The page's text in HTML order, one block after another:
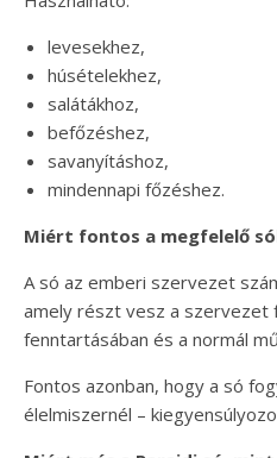
levesekhez,
húsételekhez,
salátákhoz,
befőzéshez,
savanyításhoz,
mindennapi főzéshez.
Miért fontos a megfelelő
A só az emberi szervezet
amely részt vesz a szervezet
fenntartásában és a normál
Fontos azonban, hogy a só
élelmiszernél –